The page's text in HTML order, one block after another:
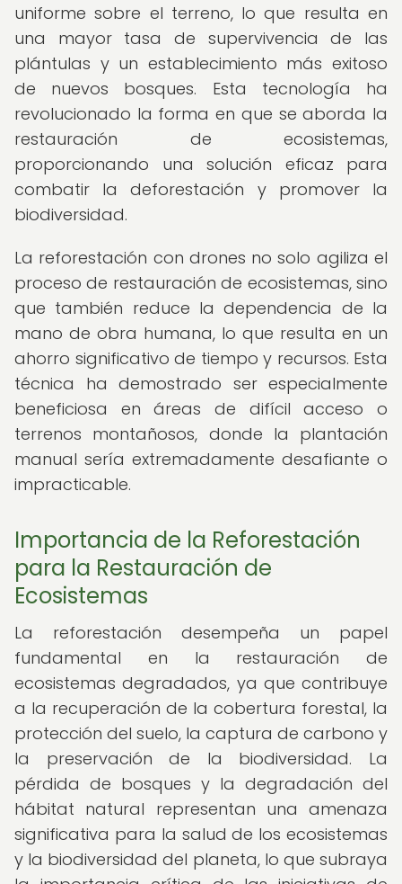
uniforme sobre el terreno, lo que resulta en
una mayor tasa de supervivencia de las
plántulas y un establecimiento más exitoso
de nuevos bosques. Esta tecnología ha
revolucionado la forma en que se aborda la
restauración de ecosistemas,
proporcionando una solución eficaz para
combatir la deforestación y promover la
biodiversidad.
La reforestación con drones no solo agiliza el
proceso de restauración de ecosistemas, sino
que también reduce la dependencia de la
mano de obra humana, lo que resulta en un
ahorro significativo de tiempo y recursos. Esta
técnica ha demostrado ser especialmente
beneficiosa en áreas de difícil acceso o
terrenos montañosos, donde la plantación
manual sería extremadamente desafiante o
impracticable.
Importancia de la Reforestación
para la Restauración de
Ecosistemas
La reforestación desempeña un papel
fundamental en la restauración de
ecosistemas degradados, ya que contribuye
a la recuperación de la cobertura forestal, la
protección del suelo, la captura de carbono y
la preservación de la biodiversidad. La
pérdida de bosques y la degradación del
hábitat natural representan una amenaza
significativa para la salud de los ecosistemas
y la biodiversidad del planeta, lo que subraya